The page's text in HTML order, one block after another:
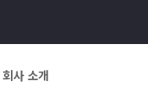
회사 소개